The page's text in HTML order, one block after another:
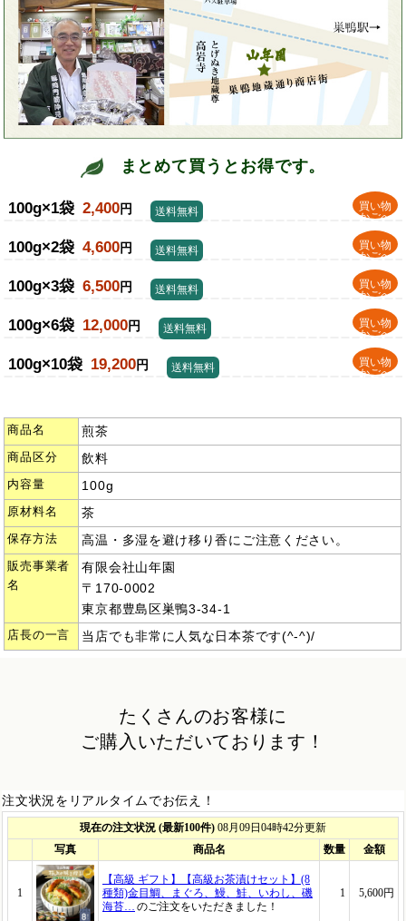
まとめて買うとお得です。
100g×1袋 2,400円
買い物
かごへ
送料無料
100g×2袋 4,600円
買い物
かごへ
送料無料
100g×3袋 6,500円
買い物
かごへ
送料無料
100g×6袋 12,000円
買い物
かごへ
送料無料
100g×10袋 19,200円
買い物
かごへ
送料無料
商品名 煎茶
商品区分 飲料
内容量 100g
原材料名 茶
保存方法 高温・多湿を避け移り香にご注意ください。
販売事業者
名
有限会社山年園
〒170-0002
東京都豊島区巣鴨3-34-1
店長の一言 当店でも非常に人気な日本茶です(^-^)/
たくさんのお客様に
ご購入いただいております！
注文状況をリアルタイムでお伝え！